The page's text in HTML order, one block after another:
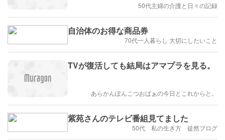
50代主婦の介護と日々の記録
自治体のお得な商品券
70代一人暮らし 大切にしたいこと
TVが復活しても結局はアマプラを見る。
あらかんぽんこつおばぁの今日とこれからと。
紫苑さんのテレビ番組見てました
50代 私の生き方 徒然ブログ